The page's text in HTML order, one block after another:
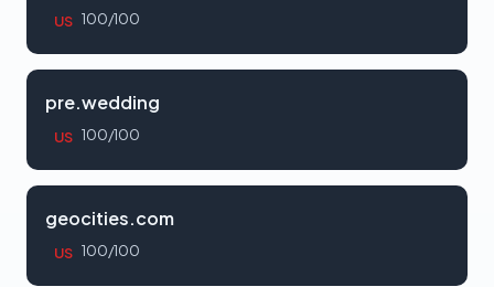
US 100/100
pre.wedding
US 100/100
geocities.com
US 100/100